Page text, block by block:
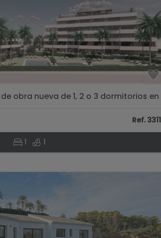
obra nueva de 1, 2 o 3 dormitorios en
Ref. 3311
1 1